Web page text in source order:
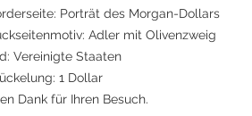
Porträt des Morgan-Dollars
Adler mit Olivenzweig
Vereinigte Staaten
1 Dollar
Dank für Ihren Besuch.